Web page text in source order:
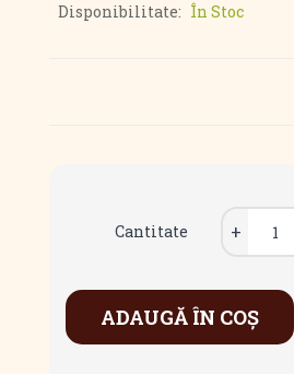
Disponibilitate: În Stoc
Cantitate
ADAUGĂ ÎN COŞ